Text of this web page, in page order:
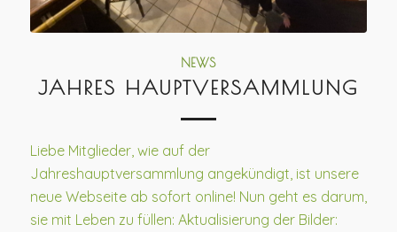
NEWS
JAHRES HAUPTVERSAMMLUNG
Liebe Mitglieder, wie auf der
Jahreshauptversammlung angekündigt, ist unsere
neue Webseite ab sofort online! Nun geht es darum,
sie mit Leben zu füllen: Aktualisierung der Bilder: